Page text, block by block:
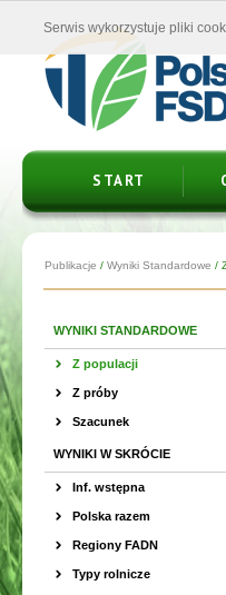
START
Publikacje / Wyniki Standardowe /
WYNIKI STANDARDOWE
Z populacji
Z próby
Szacunek
WYNIKI W SKRÓCIE
Inf. wstępna
Polska razem
Regiony FADN
Typy rolnicze
Serwis wykorzystuje pliki